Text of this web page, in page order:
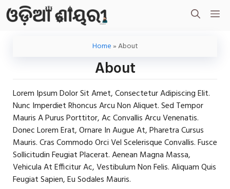
Skip
To
Content
Home»About
About
Lorem Ipsum Dolor Sit Amet, Consectetur Adipiscing Elit.
Nunc Imperdiet Rhoncus Arcu Non Aliquet. Sed Tempor
Mauris A Purus Porttitor, Ac Convallis Arcu Venenatis.
Donec Lorem Erat, Ornare In Augue At, Pharetra Cursus
Mauris. Cras Commodo Orci Vel Scelerisque Convallis. Fusce
Sollicitudin Feugiat Placerat. Aenean Magna Massa,
Vehicula At Efficitur Ac, Vestibulum Non Felis. Aliquam Quis
Feugiat Sapien, Eu Sodales Mauris.